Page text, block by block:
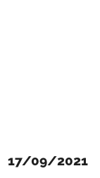
17/09/2021